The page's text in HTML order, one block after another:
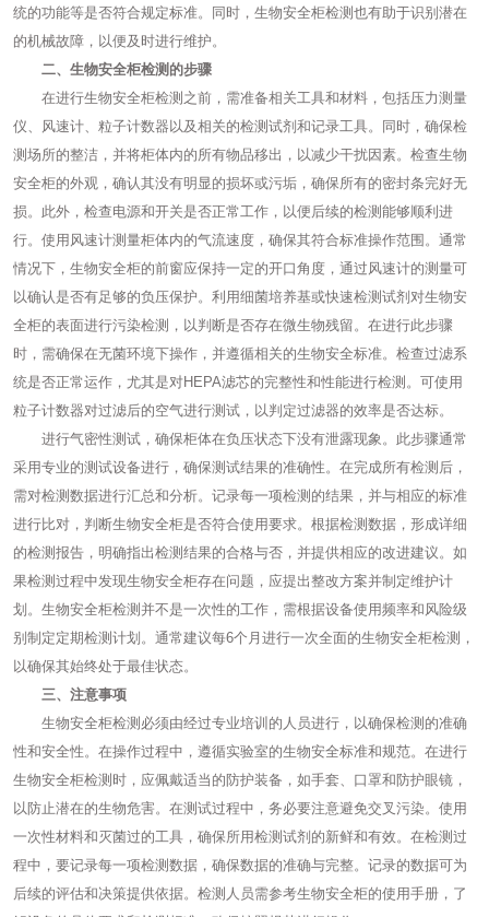
统的功能等是否符合规定标准。同时，生物安全柜检测也有助于识别潜在
的机械故障，以便及时进行维护。
二、生物安全柜检测的步骤
在进行生物安全柜检测之前，需准备相关工具和材料，包括压力测量
仪、风速计、粒子计数器以及相关的检测试剂和记录工具。同时，确保检
测场所的整洁，并将柜体内的所有物品移出，以减少干扰因素。检查生物
安全柜的外观，确认其没有明显的损坏或污垢，确保所有的密封条完好无
损。此外，检查电源和开关是否正常工作，以便后续的检测能够顺利进
行。使用风速计测量柜体内的气流速度，确保其符合标准操作范围。通常
情况下，生物安全柜的前窗应保持一定的开口角度，通过风速计的测量可
以确认是否有足够的负压保护。利用细菌培养基或快速检测试剂对生物安
全柜的表面进行污染检测，以判断是否存在微生物残留。在进行此步骤
时，需确保在无菌环境下操作，并遵循相关的生物安全标准。检查过滤系
统是否正常运作，尤其是对HEPA滤芯的完整性和性能进行检测。可使用
粒子计数器对过滤后的空气进行测试，以判定过滤器的效率是否达标。
进行气密性测试，确保柜体在负压状态下没有泄露现象。此步骤通常
采用专业的测试设备进行，确保测试结果的准确性。在完成所有检测后，
需对检测数据进行汇总和分析。记录每一项检测的结果，并与相应的标准
进行比对，判断生物安全柜是否符合使用要求。根据检测数据，形成详细
的检测报告，明确指出检测结果的合格与否，并提供相应的改进建议。如
果检测过程中发现生物安全柜存在问题，应提出整改方案并制定维护计
划。生物安全柜检测并不是一次性的工作，需根据设备使用频率和风险级
别制定定期检测计划。通常建议每6个月进行一次全面的生物安全柜检测，
以确保其始终处于最佳状态。
三、注意事项
生物安全柜检测必须由经过专业培训的人员进行，以确保检测的准确
性和安全性。在操作过程中，遵循实验室的生物安全标准和规范。在进行
生物安全柜检测时，应佩戴适当的防护装备，如手套、口罩和防护眼镜，
以防止潜在的生物危害。在测试过程中，务必要注意避免交叉污染。使用
一次性材料和灭菌过的工具，确保所用检测试剂的新鲜和有效。在检测过
程中，要记录每一项检测数据，确保数据的准确与完整。记录的数据可为
后续的评估和决策提供依据。检测人员需参考生物安全柜的使用手册，了